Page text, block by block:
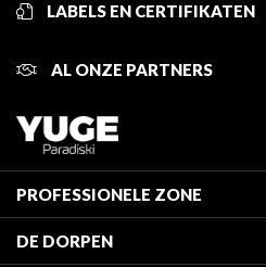
LABELS EN CERTIFIKATEN
AL ONZE PARTNERS
PROFESSIONELE ZONE
Classificatie van de gemeubileerde
DE DORPEN